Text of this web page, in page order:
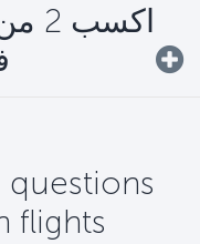
questions
flights